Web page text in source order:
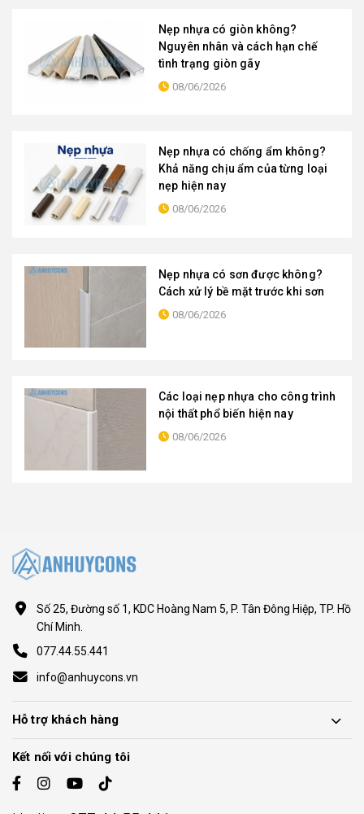
Nẹp nhựa có giòn không?
Nguyên nhân và cách hạn chế
tình trạng giòn gãy
08/06/2026
Nẹp nhựa có chống ẩm không?
Khả năng chịu ẩm của từng loại
nẹp hiện nay
08/06/2026
Nẹp nhựa có sơn được không?
Cách xử lý bề mặt trước khi sơn
08/06/2026
Các loại nẹp nhựa cho công trình
nội thất phổ biến hiện nay
08/06/2026
Số 25, Đường số 1, KDC Hoàng Nam 5, P. Tân Đông Hiệp, TP. Hồ
Chí Minh.
077.44.55.441
info@anhuycons.vn
Hỗ trợ khách hàng
Kết nối với chúng tôi